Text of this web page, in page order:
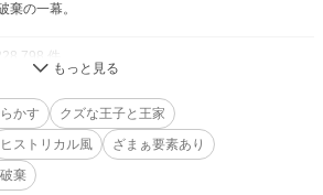
棄の一幕。
件
件
かす
クズな王子と王家
ヒストリカル風
ざまぁ要素あり
棄